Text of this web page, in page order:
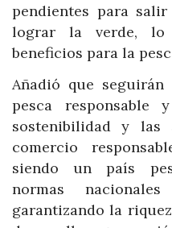
pendientes para
lograr la verde, lo
beneficios para la
Añadió que
pesca responsable
sostenibilidad y las
comercio
siendo un país
normas
garantizando la